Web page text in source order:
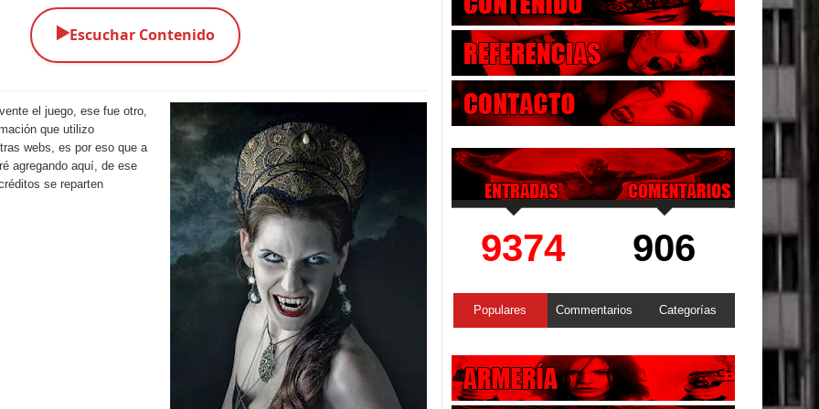
▶️Escuchar Contenido
el juego, ese fue otro,
que utilizo
webs, es por eso que a
agregando aquí, de ese
se reparten
9374 906
Populares Commentarios Categorías